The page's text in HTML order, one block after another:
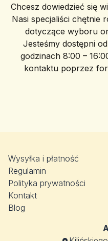
Chcesz dowiedzieć się
Nasi specjaliści chętnie
dotyczące wyboru
Jesteśmy dostępni
godzinach 8:00 –
kontaktu poprzez
Wysyłka i płatność
Regulamin
Polityka prywatności
Kontakt
Blog